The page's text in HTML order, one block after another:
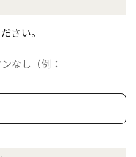
さい。
なし（例：